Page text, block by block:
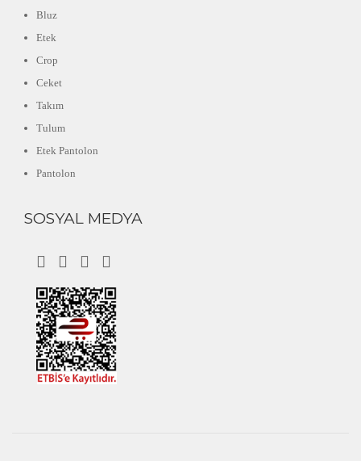
Bluz
Etek
Crop
Ceket
Takım
Tulum
Etek Pantolon
Pantolon
SOSYAL MEDYA